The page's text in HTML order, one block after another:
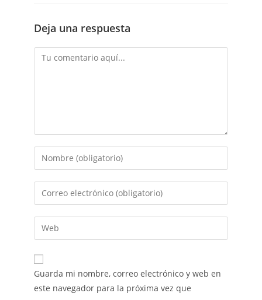
Deja una respuesta
Guarda mi nombre, correo electrónico y web en
este navegador para la próxima vez que